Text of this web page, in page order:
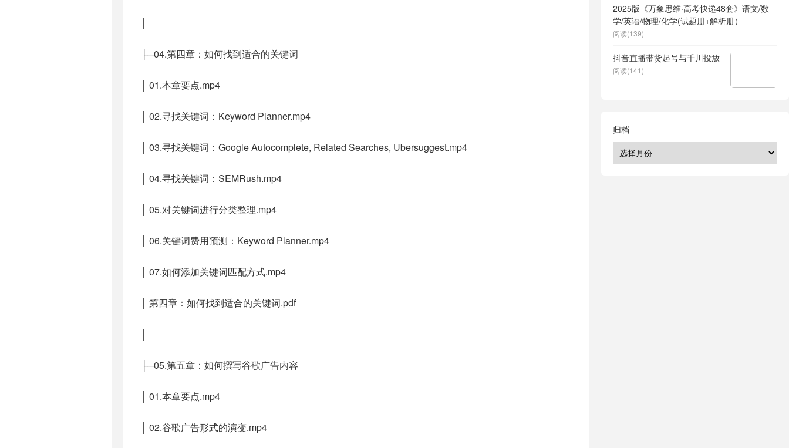
├─04.第四章：如何找到适合的关键词
│ 01.本章要点.mp4
│ 02.寻找关键词：Keyword Planner.mp4
│ 03.寻找关键词：Google Autocomplete, Related Searches, Ubersuggest.mp4
│ 04.寻找关键词：SEMRush.mp4
│ 05.对关键词进行分类整理.mp4
│ 06.关键词费用预测：Keyword Planner.mp4
│ 07.如何添加关键词匹配方式.mp4
│ 第四章：如何找到适合的关键词.pdf
├─05.第五章：如何撰写谷歌广告内容
│ 01.本章要点.mp4
│ 02.谷歌广告形式的演变.mp4
2025版《万象思维·高考快递48套》语文/数
学/英语/物理/化学(试题册+解析册）
阅读(139)
抖音直播带货起号与千川投放
阅读(141)
归档